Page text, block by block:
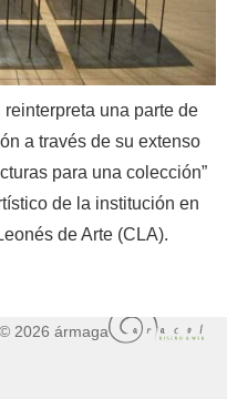
una parte de
a través de su extenso
para una colección”
de la institución en
de Arte (CLA).
© 2026 ármaga